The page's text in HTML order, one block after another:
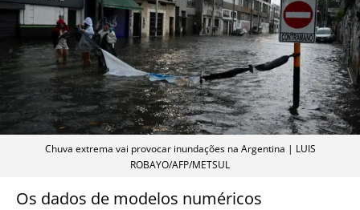
Chuva extrema vai provocar inundações na Argentina | LUIS
ROBAYO/AFP/METSUL
Os dados de modelos numéricos